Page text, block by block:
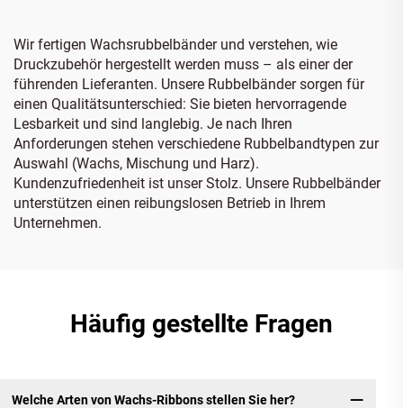
Wir fertigen Wachsrubbelbänder und verstehen, wie
Druckzubehör hergestellt werden muss – als einer der
führenden Lieferanten. Unsere Rubbelbänder sorgen für
einen Qualitätsunterschied: Sie bieten hervorragende
Lesbarkeit und sind langlebig. Je nach Ihren
Anforderungen stehen verschiedene Rubbelbandtypen zur
Auswahl (Wachs, Mischung und Harz).
Kundenzufriedenheit ist unser Stolz. Unsere Rubbelbänder
unterstützen einen reibungslosen Betrieb in Ihrem
Unternehmen.
Häufig gestellte Fragen
Welche Arten von Wachs-Ribbons stellen Sie her?